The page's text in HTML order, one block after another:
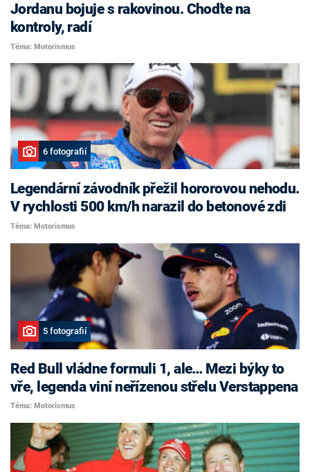
Jordanu bojuje s rakovinou. Choďte na
kontroly, radí
Téma: Motorismus
6 fotografií
Legendární závodník přežil hororovou nehodu.
V rychlosti 500 km/h narazil do betonové zdi
Téma: Motorismus
5 fotografií
Red Bull vládne formuli 1, ale… Mezi býky to
vře, legenda viní neřízenou střelu Verstappena
Téma: Motorismus